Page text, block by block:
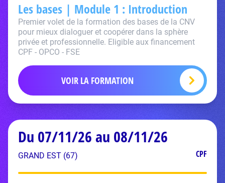
Les bases | Module 1 : Introduction
Premier volet de la formation des bases de la CNV
pour mieux dialoguer et coopérer dans la sphère
privée et professionnelle. Eligible aux financement
CPF - OPCO - FSE
VOIR LA FORMATION
Du 07/11/26 au 08/11/26
GRAND EST (67) CPF